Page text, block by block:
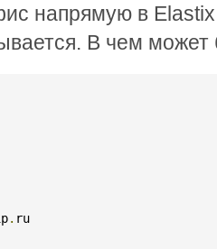
напрямую в
В чем
. ru